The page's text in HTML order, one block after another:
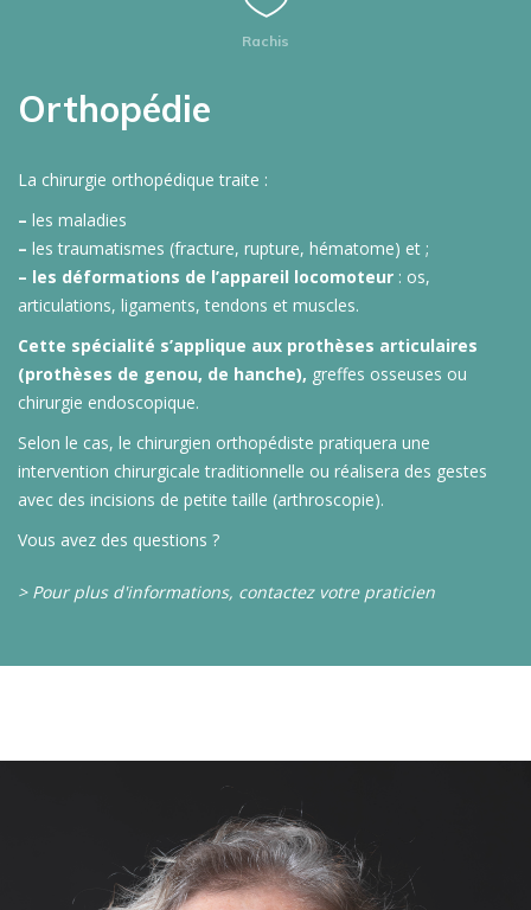
Rachis
Orthopédie
La chirurgie orthopédique traite :
– les maladies
– les traumatismes (fracture, rupture, hématome) et ;
– les déformations de l’appareil locomoteur : os,
articulations, ligaments, tendons et muscles.
Cette spécialité s’applique aux prothèses articulaires
(prothèses de genou, de hanche), greffes osseuses ou
chirurgie endoscopique.
Selon le cas, le chirurgien orthopédiste pratiquera une
intervention chirurgicale traditionnelle ou réalisera des gestes
avec des incisions de petite taille (arthroscopie).
Vous avez des questions ?
> Pour plus d'informations, contactez votre praticien